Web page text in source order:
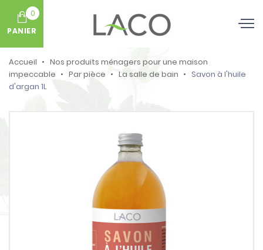
0
PANIER
Accueil
Nos produits ménagers pour une maison
impeccable
Par pièce La salle de bain
Savon à l'huile
d'argan 1L